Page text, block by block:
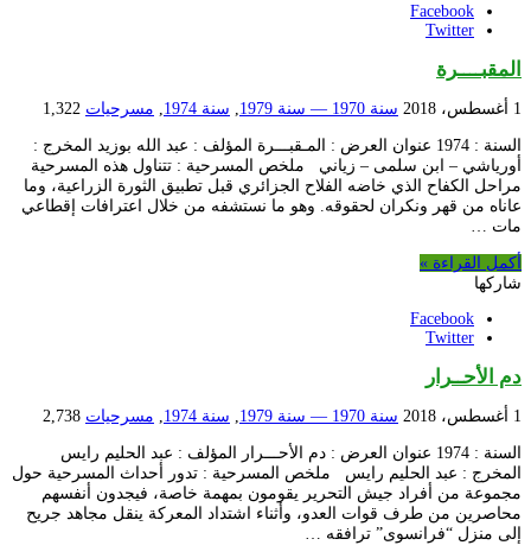
Facebook
Twitter
المقبــــرة
1 أغسطس، 2018 سنة 1970 — سنة 1979 سنة 1974 مسرحيات 1,322
السنة : 1974 عنوان العرض : المـقبـــرة المؤلف : عبد الله بوزيد المخرج :
أورياشي – ابن سلمى – زياني ملخص المسرحية : تتناول هذه المسرحية
مراحل الكفاح الذي خاضه الفلاح الجزائري قبل تطبيق الثورة الزراعية، وما
عاناه من قهر ونكران لحقوقه. وهو ما نستشفه من خلال اعترافات إقطاعي
مات …
أكمل القراءة »
شاركها
Facebook
Twitter
دم الأحــرار
1 أغسطس، 2018 سنة 1970 — سنة 1979 , سنة 1974 , مسرحيات 2,738
السنة : 1974 عنوان العرض : دم الأحـــرار المؤلف : عبد الحليم رايس
المخرج : عبد الحليم رايس ملخص المسرحية : تدور أحداث المسرحية حول
مجموعة من أفراد جيش التحرير يقومون بمهمة خاصة، فيجدون أنفسهم
محاصرين من طرف قوات العدو، وأثناء اشتداد المعركة ينقل مجاهد جريح
إلى منزل “فرانسوى” ترافقه …